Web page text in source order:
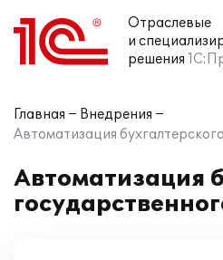
Отраслевые
и
решения
Главная
Внедрения
Автоматизация
Автоматизация